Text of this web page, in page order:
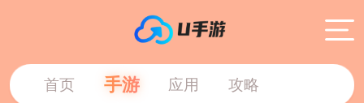
首页 手游 应用 攻略